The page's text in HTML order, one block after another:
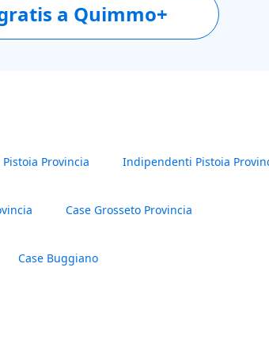
e dell’Arch. Tridenti (Bene 39).
a Quimmo+
Provincia Indipendenti Pistoia
Case Grosseto Provincia
Case Buggiano